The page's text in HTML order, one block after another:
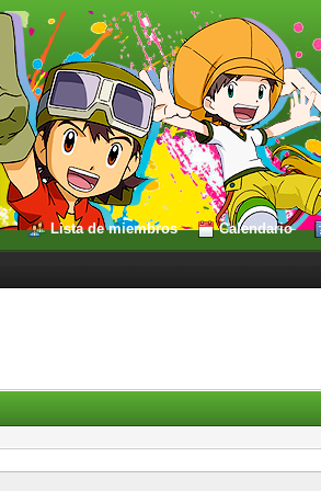
Lista de miembros Calendario